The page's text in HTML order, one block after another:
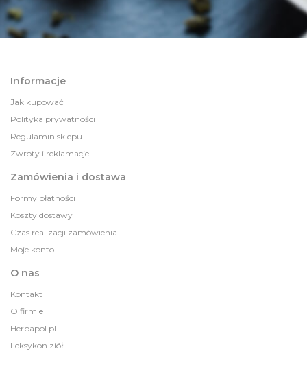
Informacje
Jak kupować
Polityka prywatności
Regulamin sklepu
Zwroty i reklamacje
Zamówienia i dostawa
Formy płatności
Koszty dostawy
Czas realizacji zamówienia
Moje konto
O nas
Kontakt
O firmie
Herbapol.pl
Leksykon ziół